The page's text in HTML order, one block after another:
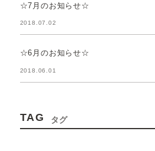
☆7月のお知らせ☆
2018.07.02
☆6月のお知らせ☆
2018.06.01
TAG タグ